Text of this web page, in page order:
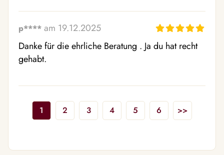
p**** am 19.12.2025
Danke für die ehrliche Beratung . Ja du hat recht
gehabt.
1 2 3 4 5 6 >>